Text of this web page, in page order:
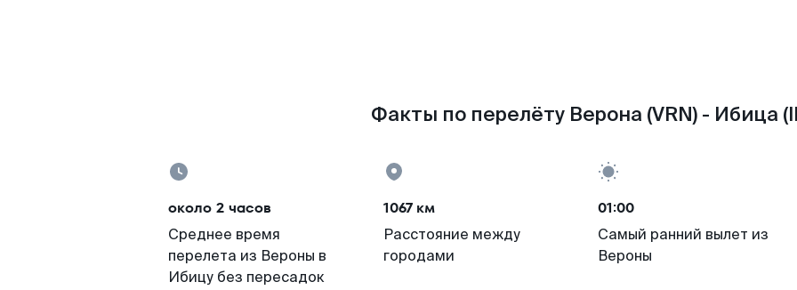
Факты по перелёту Верона (VRN) - Ибица
около 2 часов
Среднее время
перелета из Вероны в
Ибицу без пересадок
1067 км
Расстояние между
городами
01:00
Самый ранний вылет из
Вероны